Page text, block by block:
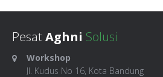
PesatAghni Solusi
Workshop
Jl. Kudus No 16, Kota Bandung